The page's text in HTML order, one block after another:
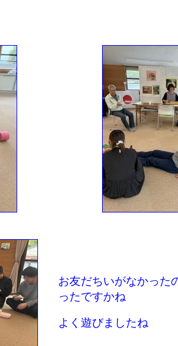
お友だちいがなかった
ったですかね
よく遊びましたね